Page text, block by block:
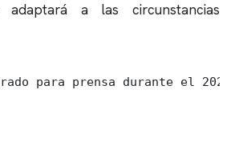
adaptará a las circunstancias
para prensa durante el 2023